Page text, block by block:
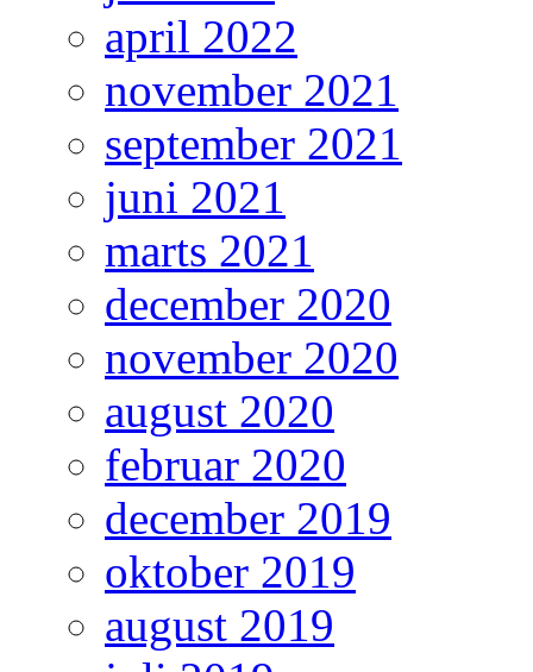
april 2022
november 2021
september 2021
juni 2021
marts 2021
december 2020
november 2020
august 2020
februar 2020
december 2019
oktober 2019
august 2019